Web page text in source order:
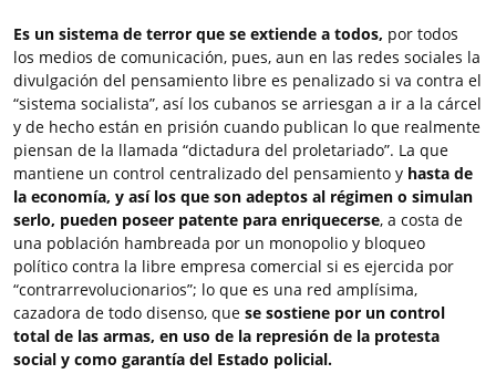
Es un sistema de terror que se extiende a todos, por todos
los medios de comunicación, pues, aun en las redes sociales la
divulgación del pensamiento libre es penalizado si va contra el
“sistema socialista”, así los cubanos se arriesgan a ir a la cárcel
y de hecho están en prisión cuando publican lo que realmente
piensan de la llamada “dictadura del proletariado”. La que
mantiene un control centralizado del pensamiento y hasta de
la economía, y así los que son adeptos al régimen o simulan
serlo, pueden poseer patente para enriquecerse, a costa de
una población hambreada por un monopolio y bloqueo
político contra la libre empresa comercial si es ejercida por
“contrarrevolucionarios”; lo que es una red amplísima,
cazadora de todo disenso, que se sostiene por un control
total de las armas, en uso de la represión de la protesta
social y como garantía del Estado policial.